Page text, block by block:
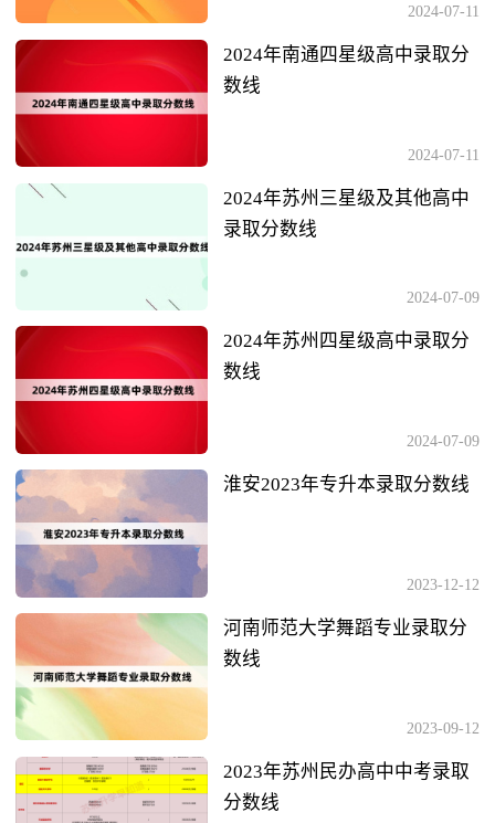
2024-07-11
2024年南通四星级高中录取分
数线
2024-07-11
2024年苏州三星级及其他高中
录取分数线
2024-07-09
2024年苏州四星级高中录取分
数线
2024-07-09
淮安2023年专升本录取分数线
2023-12-12
河南师范大学舞蹈专业录取分
数线
2023-09-12
2023年苏州民办高中中考录取
分数线